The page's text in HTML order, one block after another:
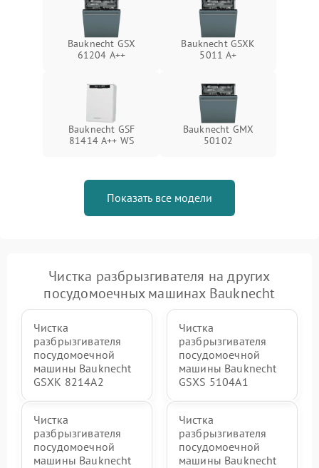
Bauknecht GSX
61204 A++
Bauknecht GSXK
5011 A+
Bauknecht GSF
81414 A++ WS
Bauknecht GMX
50102
Показать все модели
Чистка разбрызгивателя на других
посудомоечных машинах Bauknecht
Чистка
разбрызгивателя
посудомоечной
машины Bauknecht
GSXK 8214A2
Чистка
разбрызгивателя
посудомоечной
машины Bauknecht
GSXS 5104A1
Чистка
разбрызгивателя
посудомоечной
машины Bauknecht
Чистка
разбрызгивателя
посудомоечной
машины Bauknecht